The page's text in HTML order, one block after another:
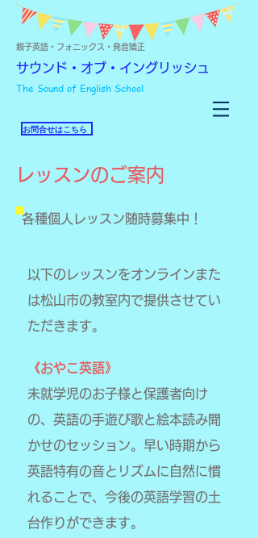
親子英語・フォニックス・発音矯正
サウンド・オブ・イングリッシュ
The Sound of English School
お問合せはこちら
レッスンのご案内
各種個人レッスン随時募集中！
以下のレッスンをオンラインまた
は松山市の教室内で提供させてい
ただきます。
《おやこ英語》
未就学児のお子様と保護者向け
の、英語の手遊び歌と絵本読み聞
かせのセッション。早い時期から
英語特有の音とリズムに自然に慣
れることで、今後の英語学習の土
台作りができます。